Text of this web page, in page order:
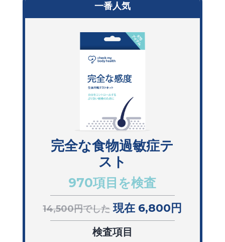
一番人気
完全な食物過敏症テ
スト
970項目を検査
14,500円でした 現在 6,800円
検査項目